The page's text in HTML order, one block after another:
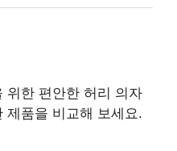
위한 편안한 허리 의자
제품을 비교해 보세요.